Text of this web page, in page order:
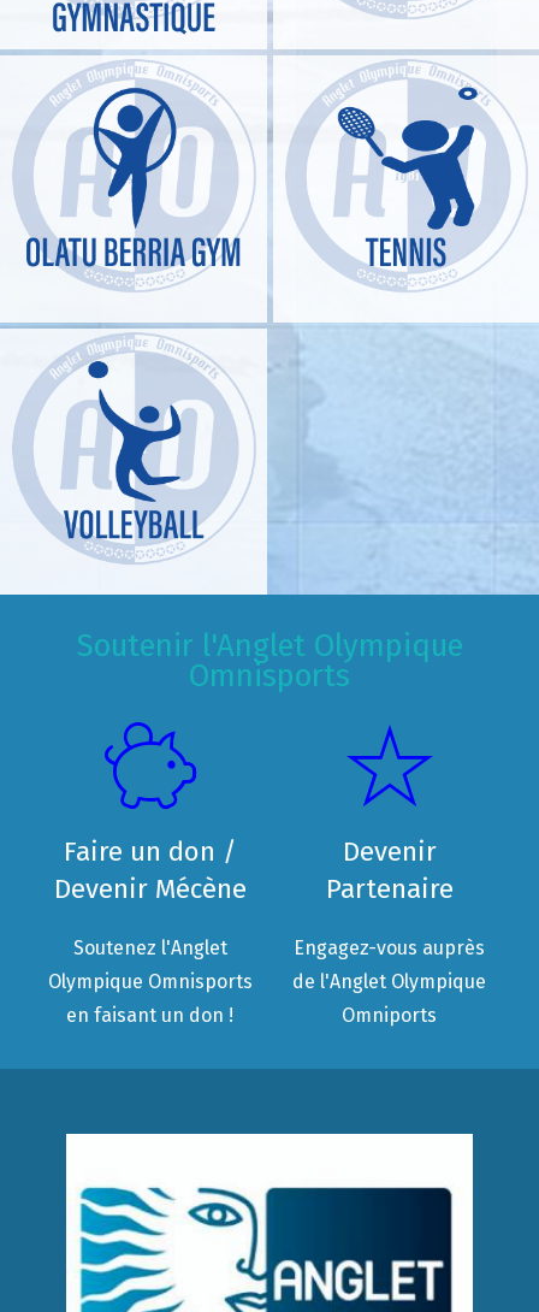
Soutenir l'Anglet Olympique
Omnisports
Faire un don /
Devenir Mécène
Soutenez l'Anglet
Olympique Omnisports
en faisant un don !
Devenir
Partenaire
Engagez-vous auprès
de l'Anglet Olympique
Omniports